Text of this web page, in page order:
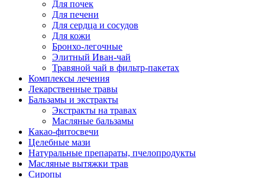
Для почек
Для печени
Для сердца и сосудов
Для кожи
Бронхо-легочные
Элитный Иван-чай
Травяной чай в фильтр-пакетах
Комплексы лечения
Лекарственные травы
Бальзамы и экстракты
Экстракты на травах
Масляные бальзамы
Какао-фитосвечи
Целебные мази
Натуральные препараты, пчелопродукты
Масляные вытяжки трав
Сиропы